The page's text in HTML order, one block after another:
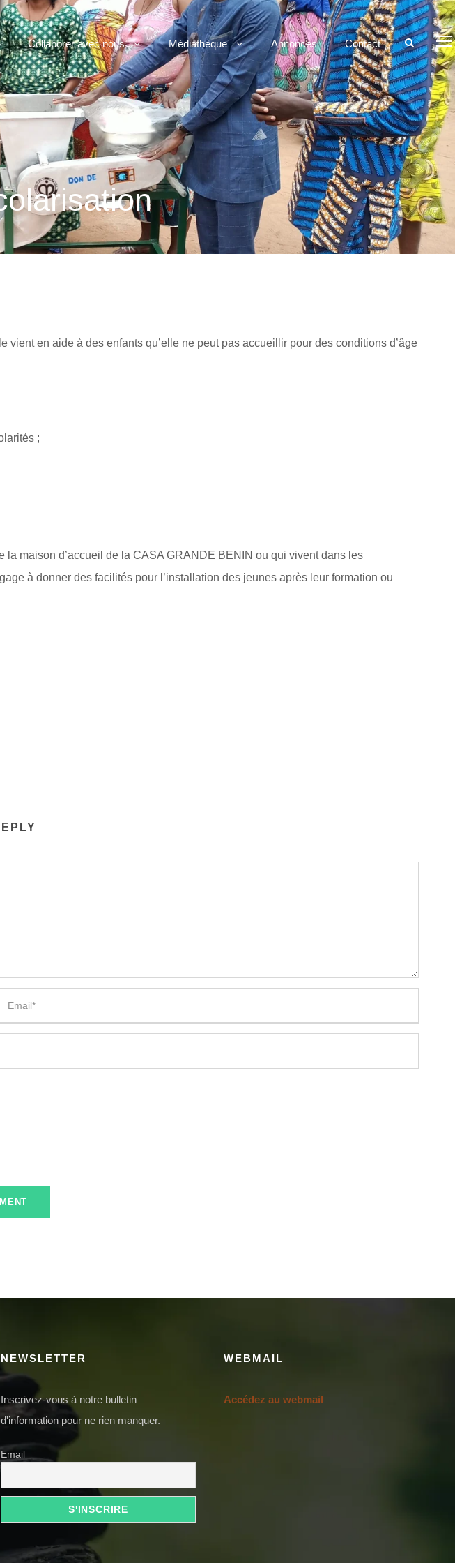
Collaborer avec nous Médiathèque Annonces Contact
en aide à des enfants qu’elle ne peut pas accueillir pour des conditions d’âge
;
maison d’accueil de la CASA GRANDE BENIN ou qui vivent dans les
à donner des facilités pour l’installation des jeunes après leur formation ou
NEWSLETTER
Inscrivez-vous à notre bulletin
d'information pour ne rien manquer.
Email
WEBMAIL
Accédez au webmail